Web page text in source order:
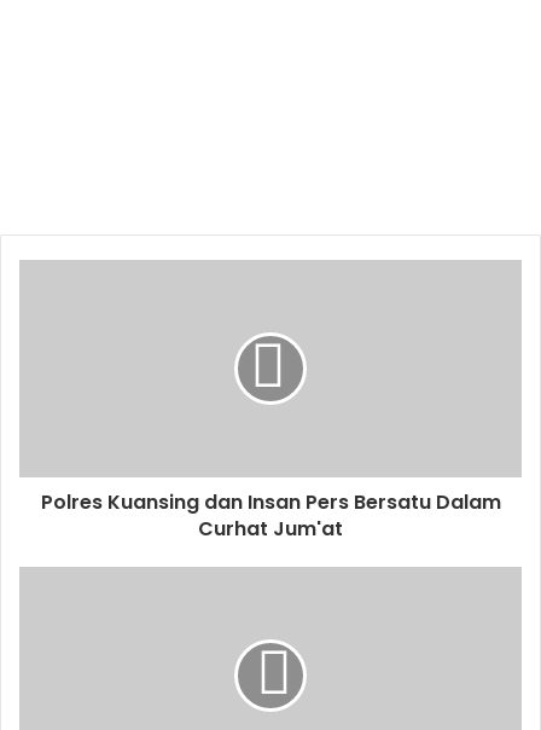
Polres Kuansing dan Insan Pers Bersatu Dalam
Curhat Jum'at